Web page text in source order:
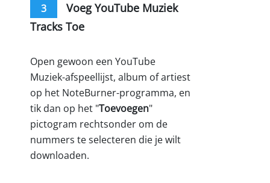
3
Voeg YouTube Muziek
Tracks Toe
Open gewoon een YouTube
Muziek-afspeellijst, album of artiest
op het NoteBurner-programma, en
tik dan op het "Toevoegen"
pictogram rechtsonder om de
nummers te selecteren die je wilt
downloaden.